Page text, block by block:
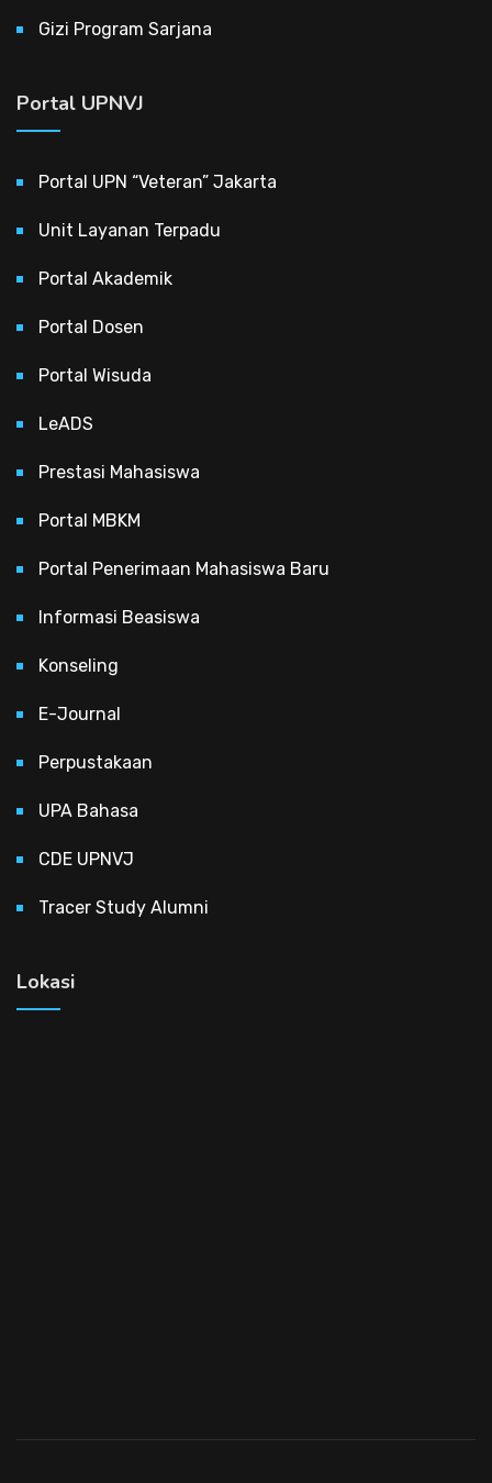
Gizi Program Sarjana
Portal UPNVJ
Portal UPN “Veteran” Jakarta
Unit Layanan Terpadu
Portal Akademik
Portal Dosen
Portal Wisuda
LeADS
Prestasi Mahasiswa
Portal MBKM
Portal Penerimaan Mahasiswa Baru
Informasi Beasiswa
Konseling
E-Journal
Perpustakaan
UPA Bahasa
CDE UPNVJ
Tracer Study Alumni
Lokasi